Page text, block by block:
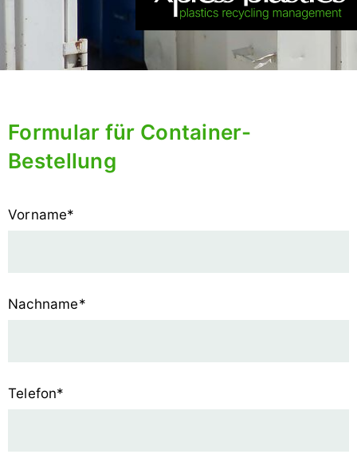
Formular für Container-
Bestellung
Pflichtfeld
Vorname*
Pflichtfeld
Nachname*
Pflichtfeld
Telefon*